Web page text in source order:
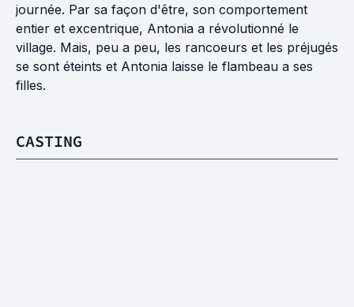
journée. Par sa façon d'être, son comportement
entier et excentrique, Antonia a révolutionné le
village. Mais, peu a peu, les rancoeurs et les préjugés
se sont éteints et Antonia laisse le flambeau a ses
filles.
CASTING